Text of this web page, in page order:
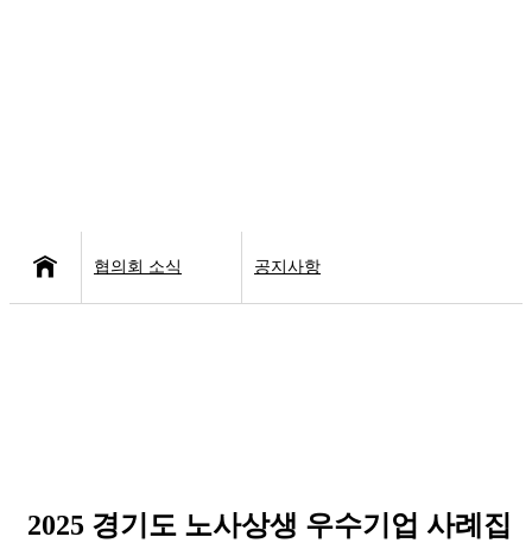
협의회 소식 공지사항
2025 경기도 노사상생 우수기업 사례집